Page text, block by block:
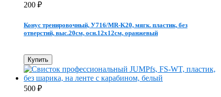
200 ₽
Конус тренировочный, У716/MR-K20, мягк. пластик, без
отверстий, выс.20см, осн.12х12см, оранжевый
Купить
500 ₽